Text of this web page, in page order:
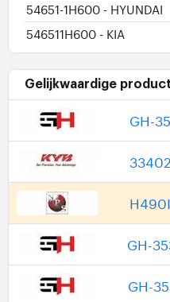
54651-1H600 - HYUNDAI
546511H600 - KIA
Gelijkwaardige
GH-
GH-
GH-